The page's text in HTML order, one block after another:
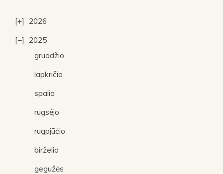
2026
2025
gruodžio
lapkričio
spalio
rugsėjo
rugpjūčio
birželio
gegužės